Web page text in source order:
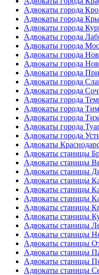
Адвокаты города
Адвокаты города
Адвокаты города
Адвокаты города
Адвокаты города
Адвокаты города
Адвокаты города
Адвокаты города
Адвокаты города
Адвокаты города
Адвокаты города
Адвокаты города
Адвокаты города
Адвокаты города
Адвокаты города
Адвокаты
Адвокаты станицы
Адвокаты станицы
Адвокаты станицы
Адвокаты станицы
Адвокаты станицы
Адвокаты станицы
Адвокаты станицы
Адвокаты станицы
Адвокаты станицы
Адвокаты станицы
Адвокаты станицы
Адвокаты станицы
Адвокаты станицы
Адвокаты станицы